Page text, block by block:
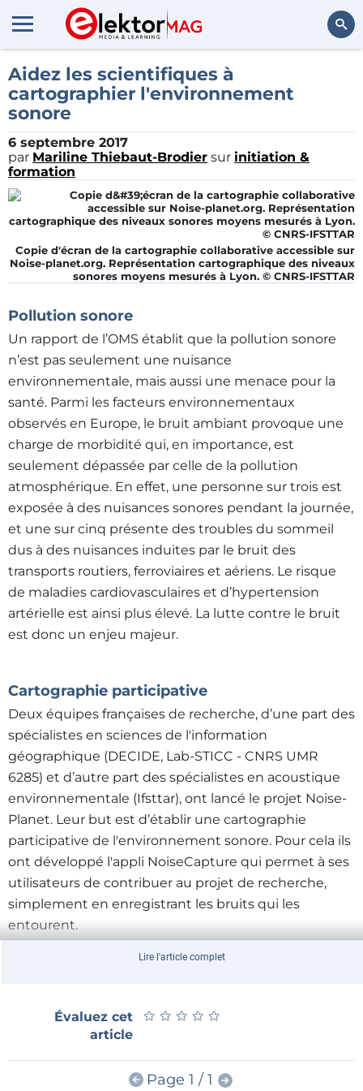
Aidez les scientifiques à
cartographier l'environnement
sonore
6 septembre 2017
par Mariline Thiebaut-Brodier sur initiation &
formation
Copie d'écran de la cartographie collaborative accessible sur
Noise-planet.org. Représentation cartographique des niveaux
sonores moyens mesurés à Lyon. © CNRS-IFSTTAR
Pollution sonore
Un rapport de l’OMS établit que la pollution sonore
n’est pas seulement une nuisance
environnementale, mais aussi une menace pour la
santé. Parmi les facteurs environnementaux
observés en Europe, le bruit ambiant provoque une
charge de morbidité qui, en importance, est
seulement dépassée par celle de la pollution
atmosphérique. En effet, une personne sur trois est
exposée à des nuisances sonores pendant la journée,
et une sur cinq présente des troubles du sommeil
dus à des nuisances induites par le bruit des
transports routiers, ferroviaires et aériens. Le risque
de maladies cardiovasculaires et d’hypertension
artérielle est ainsi plus élevé. La lutte contre le bruit
est donc un enjeu majeur.
Cartographie participative
Deux équipes françaises de recherche, d’une part des
spécialistes en sciences de l'information
géographique (DECIDE, Lab-STICC - CNRS UMR
6285) et d’autre part des spécialistes en acoustique
environnementale (Ifsttar), ont lancé le projet Noise-
Planet. Leur but est d’établir une cartographie
participative de l'environnement sonore. Pour cela ils
ont développé l'appli NoiseCapture qui permet à ses
utilisateurs de contribuer au projet de recherche,
simplement en enregistrant les bruits qui les
entourent.
l'appli NoiseCapture calcule des indicateurs
Ces indicateurs géolocalisés sont ensuite reversés
anonymement dans une base de données pour
avec un maillage extrêmement dense. Ces cartes de
Lire l'article complet
Évaluez cet
article
★ ★ ★ ★ ★
★ ★ ★ ★ ★
Page 1 / 1